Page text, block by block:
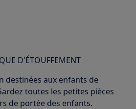
D'ÉTOUFFEMENT
destinées aux enfants de
toutes les petites pièces
de portée des enfants.